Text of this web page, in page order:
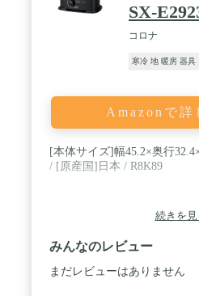
SX-
コロナ
寒冷 地 暖房 器具
Amazonで詳
[本体サイズ]幅45.2×奥行
/ [原産国]日本 / R8K89
続きを見
みんなのレビュー
まだレビューはありません